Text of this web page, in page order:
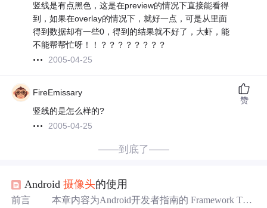
竖线是有点黑色，这是在preview的情况下直接能看得
到，如果在overlay的情况下，就好一点，可是从里面
得到数据却有一些0，得到的结果就不好了，大虾，能
不能帮帮忙呀！！？？？？？？？？
2005-04-25
FireEmissary
竖线的是怎么样的?
2005-04-25
赞
——到底了——
Android摄像头的使用
前言 本章内容为Android开发者指南的 Framework Topi